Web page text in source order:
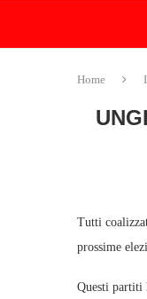
Home
Tutti
prossime
Questi partiti